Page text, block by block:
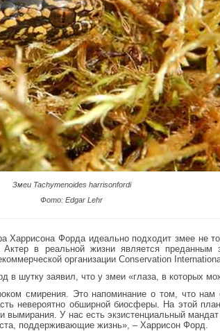
Змеи Tachymenoides harrisonfordi
Фото: Edgar Lehr
Харрисона Форда идеально подходит змее не
в реальной жизни является преданным
организации Conservation
в шутку заявил, что у змеи «глаза, в которых
смирения. Это напоминание о том, что нам
невероятно обширной биосферы. На этой
вымирания. У нас есть экзистенциальный
поддерживающие жизнь», – Харрисон Форд.